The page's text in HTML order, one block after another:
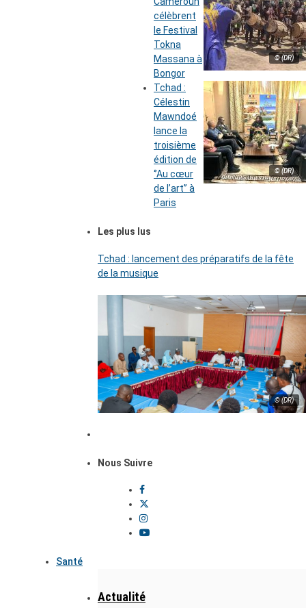
© (DR)
célèbrent
le Festival
Tokna
Massana à
Bongor
© (DR)
Tchad :
Célestin
Mawndoé
lance la
troisième
édition de
‘’Au cœur
de l’art’’ à
Paris
Les plus lus
Tchad : lancement des préparatifs de la fête
de la musique
© (DR)
Nous Suivre
Santé
Actualité